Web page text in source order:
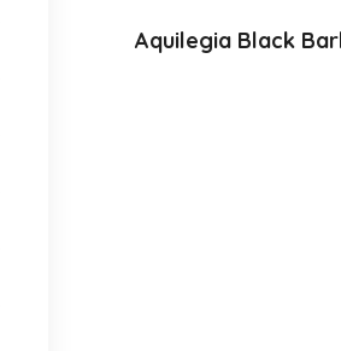
Aquilegia Black